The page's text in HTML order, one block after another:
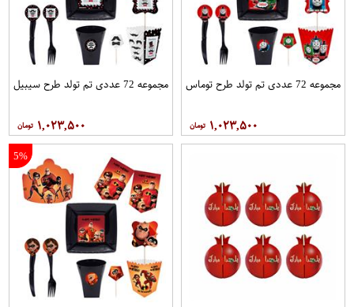
مجموعه 72 عددی تم تولد طرح توماس
۱,۰۲۳,۵۰۰
مجموعه 72 عددی تم تولد طرح سیبیل
۱,۰۲۳,۵۰۰
5%